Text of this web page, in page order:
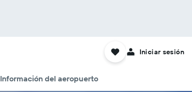
Información del aeropuerto
Iniciar sesión